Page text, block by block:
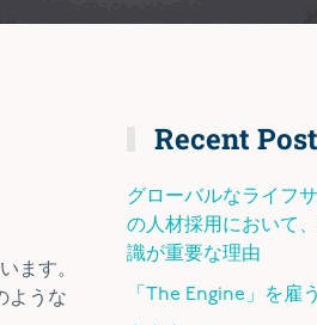
ます。
ような
Recent
グローバルなライフ
の人材採用において
識が重要な理由
「The Engine」を雇う